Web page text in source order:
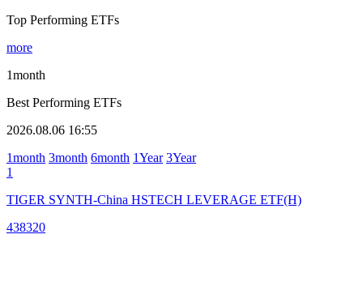
Top Performing ETFs
more
1month
Best Performing ETFs
2026.08.06 16:55
1month 3month 6month 1Year 3Year
1
TIGER SYNTH-China HSTECH LEVERAGE ETF(H)
438320